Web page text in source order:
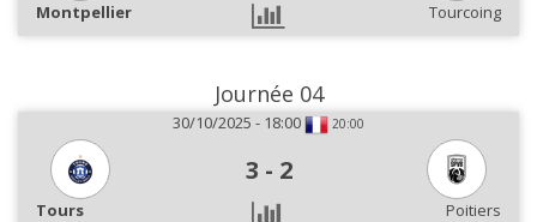
Montpellier Tourcoing
Journée 04
30/10/2025 - 18:00 20:00
3 - 2
Tours
Poitiers